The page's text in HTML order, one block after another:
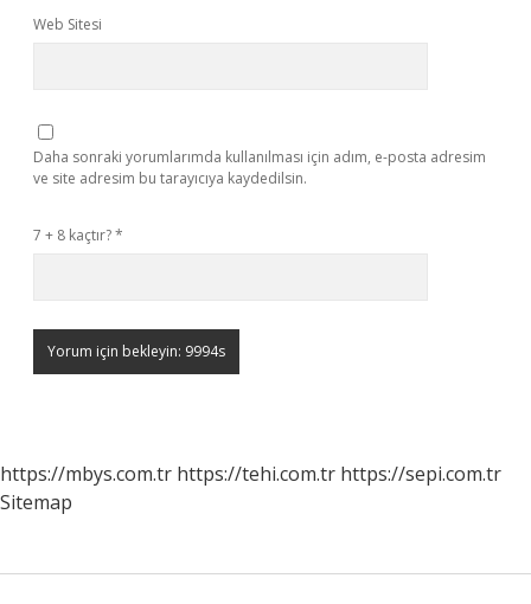
Web Sitesi
Daha sonraki yorumlarımda kullanılması için adım, e-posta adresim
ve site adresim bu tarayıcıya kaydedilsin.
7 + 8 kaçtır?*
https://mbys.com.tr https://tehi.com.tr https://sepi.com.tr
Sitemap